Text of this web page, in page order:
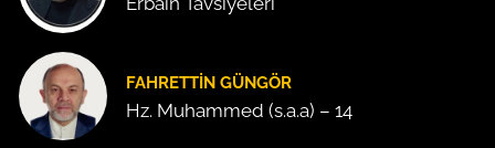
FAHRETTIN GÜNGÖR
Hz. Muhammed (s.a.a) – 14